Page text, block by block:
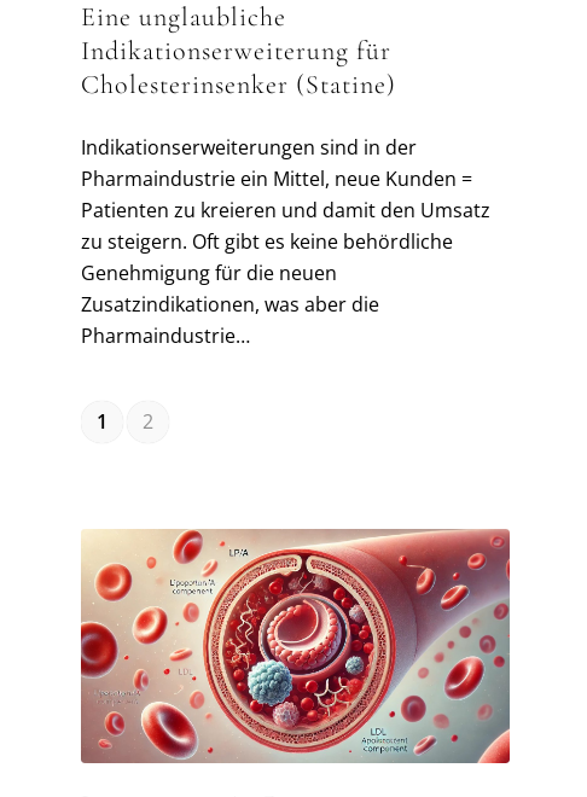
Eine unglaubliche
Indikationserweiterung für
Cholesterinsenker (Statine)
Indikationserweiterungen sind in der
Pharmaindustrie ein Mittel, neue Kunden =
Patienten zu kreieren und damit den Umsatz
zu steigern. Oft gibt es keine behördliche
Genehmigung für die neuen
Zusatzindikationen, was aber die
Pharmaindustrie…
1 2